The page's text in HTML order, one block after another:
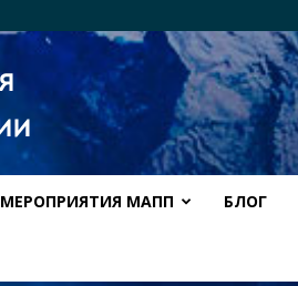
МЕРОПРИЯТИЯ МАПП БЛОГ